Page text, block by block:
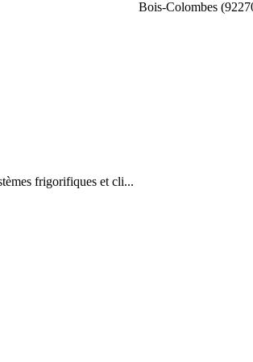
Bois-Colombes
frigorifiques et cli...